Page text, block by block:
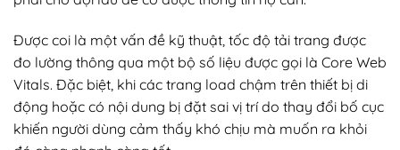
Được coi là một vấn đề kỹ thuật, tốc độ tải trang được
đo lường thông qua một bộ số liệu được gọi là Core Web
Vitals. Đặc biệt, khi các trang load chậm trên thiết bị di
động hoặc có nội dung bị đặt sai vị trí do thay đổi bố cục
khiến người dùng cảm thấy khó chịu mà muốn ra khỏi